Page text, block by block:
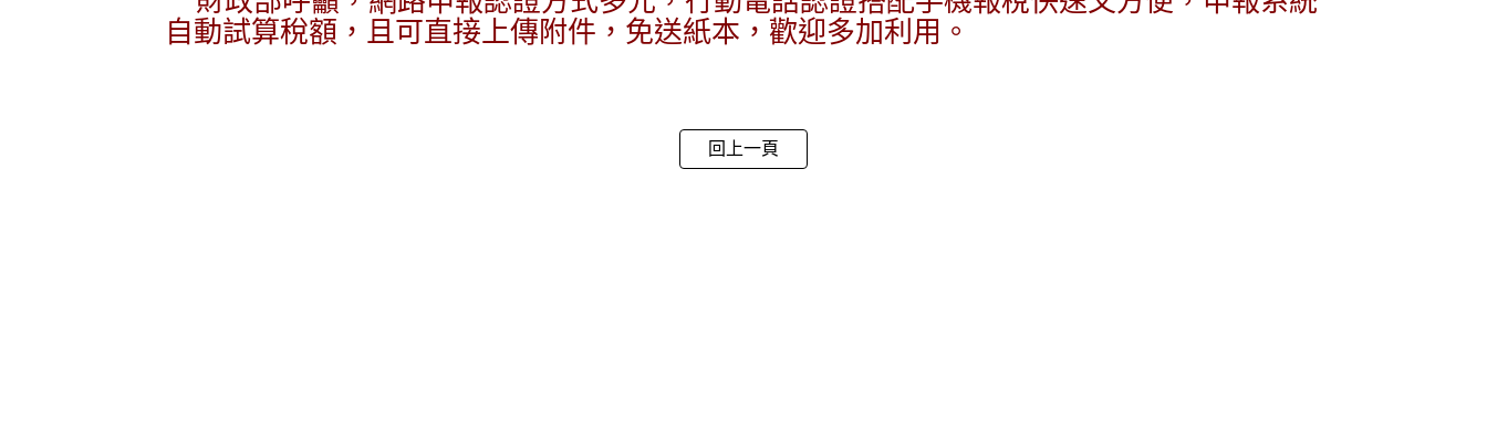
自動試算稅額，且可直接上傳附件，免送紙本，歡迎多加利用。
回上一頁